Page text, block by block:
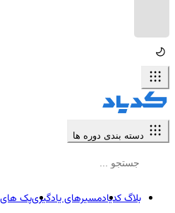
دسته بندی دوره ها
بلاگ کدیادمسیرهای یادگیریپک